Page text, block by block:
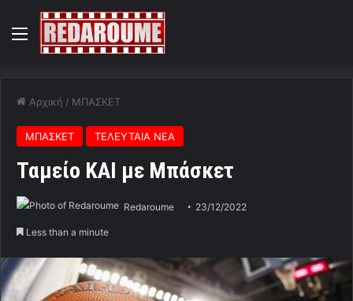
Menu
Αρχική / ΜΠΑΣΚΕΤ
ΜΠΑΣΚΕΤ ΤΕΛΕΥΤΑΙΑ ΝΕΑ
Ταμείο ΚΑΙ με Μπάσκετ
Redaroume 23/12/2022
Less than a minute